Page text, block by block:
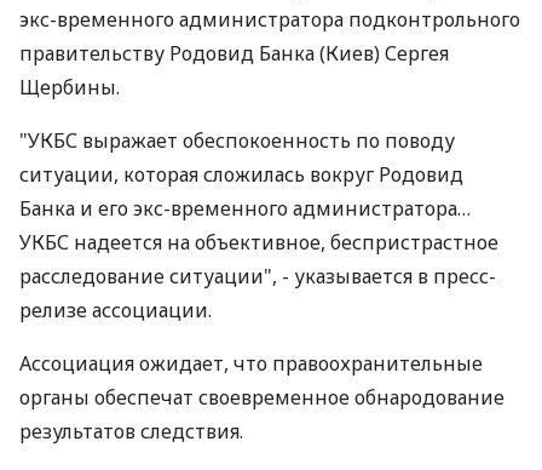
экс-временного администратора подконтрольного
правительству Родовид Банка (Киев) Сергея
Щербины.
"УКБС выражает обеспокоенность по поводу
ситуации, которая сложилась вокруг Родовид
Банка и его экс-временного администратора…
УКБС надеется на объективное, беспристрастное
расследование ситуации", - указывается в пресс-
релизе ассоциации.
Ассоциация ожидает, что правоохранительные
органы обеспечат своевременное обнародование
результатов следствия.